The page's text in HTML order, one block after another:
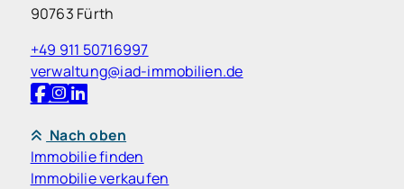
90763 Fürth
+49 911 50716997
verwaltung@iad-immobilien.de
Nach oben
Immobilie finden
Immobilie verkaufen